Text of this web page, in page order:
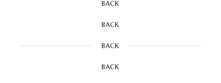
BACK
BACK
BACK
BACK